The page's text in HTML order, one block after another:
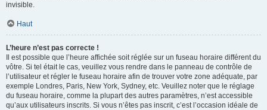
invisible.
Haut
L’heure n’est pas correcte !
Il est possible que l’heure affichée soit réglée sur un fuseau horaire différent du
vôtre. Si tel était le cas, veuillez vous rendre dans le panneau de contrôle de
l’utilisateur et régler le fuseau horaire afin de trouver votre zone adéquate, par
exemple Londres, Paris, New York, Sydney, etc. Veuillez noter que le réglage
du fuseau horaire, comme la plupart des autres paramètres, n’est accessible
qu’aux utilisateurs inscrits. Si vous n’êtes pas inscrit, c’est l’occasion idéale de